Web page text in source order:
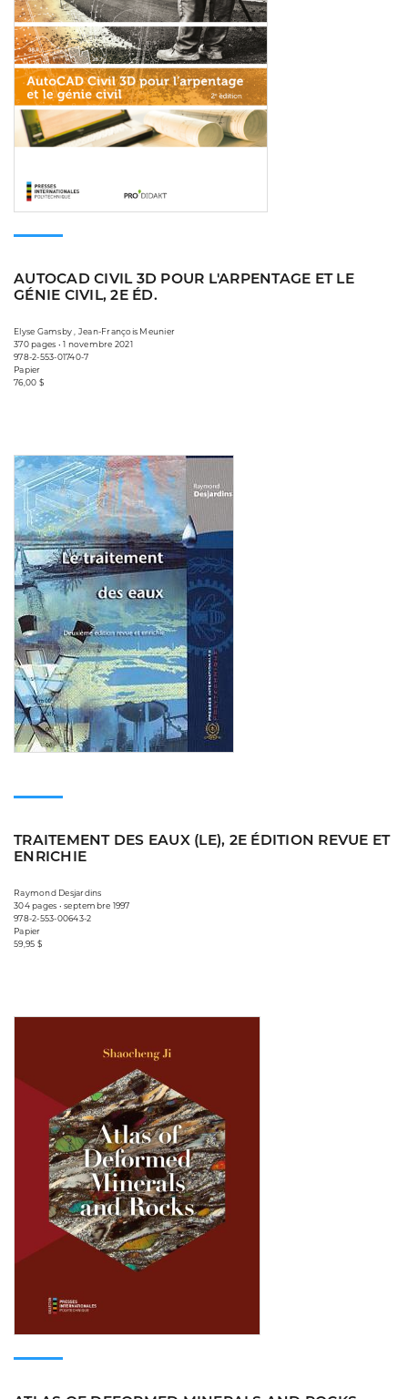
AUTOCAD CIVIL 3D POUR L'ARPENTAGE ET LE
GÉNIE CIVIL, 2E ÉD.
Elyse Gamsby , Jean-François Meunier
370 pages • 1 novembre 2021
978-2-553-01740-7
Papier
76,00 $
TRAITEMENT DES EAUX (LE), 2E ÉDITION REVUE ET
ENRICHIE
Raymond Desjardins
304 pages • septembre 1997
978-2-553-00643-2
Papier
59,95 $